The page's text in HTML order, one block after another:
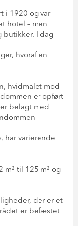
i 1920 og var
hotel – men
butikker. I dag
hvoraf en
hvidmalet mod
er opført
belagt med
har varierende
m² til 125 m² og
der er et
er befæstet